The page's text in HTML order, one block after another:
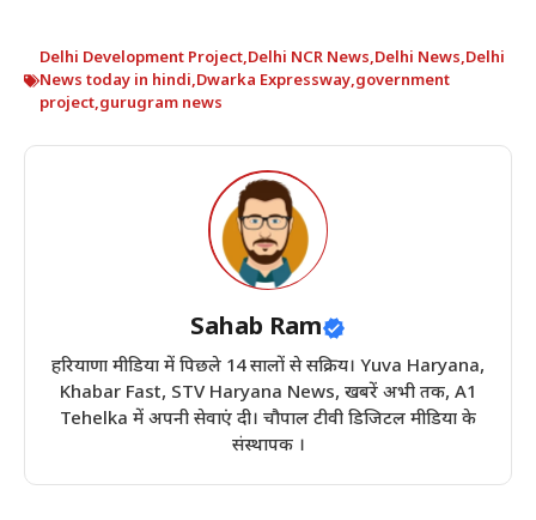
Delhi Development Project,Delhi NCR News,Delhi News,Delhi
News today in hindi,Dwarka Expressway,government
project,gurugram news
Sahab Ram
हरियाणा मीडिया में पिछले 14 सालों से सक्रिय। Yuva Haryana,
Khabar Fast, STV Haryana News, खबरें अभी तक, A1
Tehelka में अपनी सेवाएं दी। चौपाल टीवी डिजिटल मीडिया के
संस्थापक ।